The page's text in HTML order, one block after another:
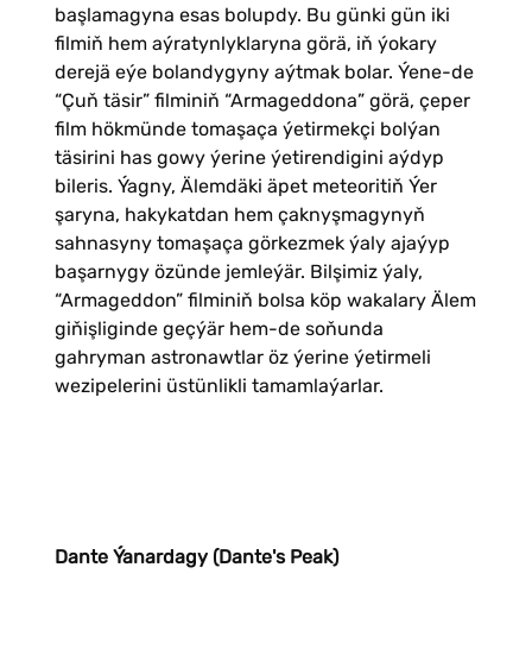
başlamagyna esas bolupdy. Bu günki gün iki
filmiň hem aýratynlyklaryna görä, iň ýokary
derejä eýe bolandygyny aýtmak bolar. Ýene-de
“Çuň täsir” filminiň “Armageddona” görä, çeper
film hökmünde tomaşaça ýetirmekçi bolýan
täsirini has gowy ýerine ýetirendigini aýdyp
bileris. Ýagny, Älemdäki äpet meteoritiň Ýer
şaryna, hakykatdan hem çaknyşmagynyň
sahnasyny tomaşaça görkezmek ýaly ajaýyp
başarnygy özünde jemleýär. Bilşimiz ýaly,
“Armageddon” filminiň bolsa köp wakalary Älem
giňişliginde geçýär hem-de soňunda
gahryman astronawtlar öz ýerine ýetirmeli
wezipelerini üstünlikli tamamlaýarlar.
Dante Ýanardagy (Dante's Peak)